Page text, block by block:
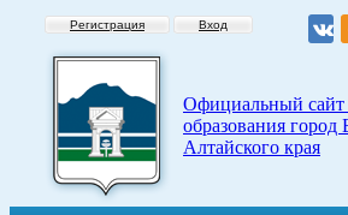
Регистрация Вход
Официальный
образования город
Алтайского края